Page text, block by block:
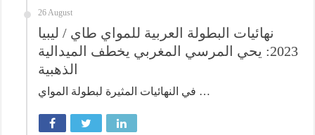
26 August
نهائيات البطولة العربية للمواي طاي / ليبيا
2023: يحي المرسي المغربي يخطف الميدالية
الذهبية
في النهائيات المثيرة لبطولة المواي …